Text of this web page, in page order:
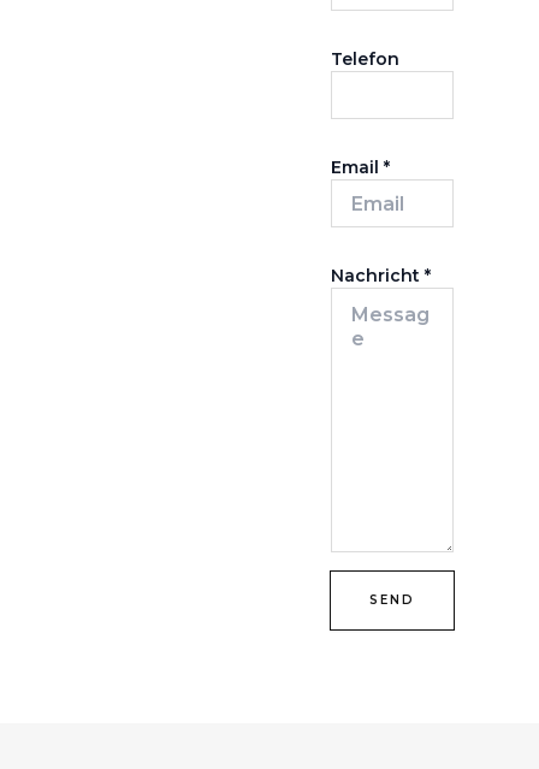
Telefon
Email *
Nachricht *
SEND